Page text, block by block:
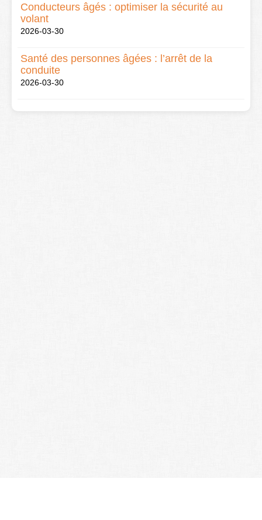
Conducteurs âgés : optimiser la sécurité au
volant
2026-03-30
Santé des personnes âgées : l’arrêt de la
conduite
2026-03-30